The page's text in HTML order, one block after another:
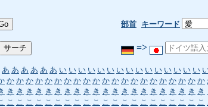
部首 キーワード
=>
あ あ あ あ あ あ い い い い い い い い い い い い い い い
か か か か か か か か か か か か か か か か か か か か か
き き き き き き き き き き き き き き き き き き き き き
こ こ こ こ こ こ こ こ こ こ こ こ こ こ こ こ こ こ こ こ こ